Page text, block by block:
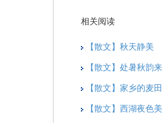
相关阅读
​【散文】秋天静美
​【散文】处暑秋韵来
​【散文】家乡的麦田
​【散文】西湖夜色美